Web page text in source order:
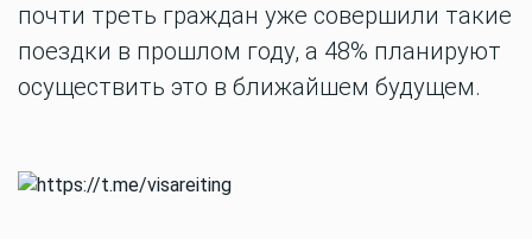
почти треть граждан уже совершили такие
поездки в прошлом году, а 48% планируют
осуществить это в ближайшем будущем.